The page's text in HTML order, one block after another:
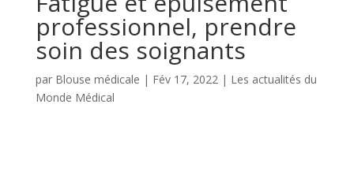
professionnel, prendre
soin des soignants
par Blouse médicale | Fév 17, 2022| Les actualités du
Monde Médical